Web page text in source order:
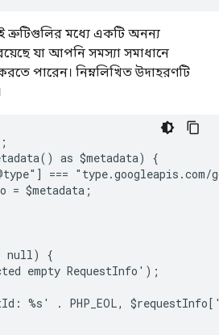
মধ্যে একটি অনন্য
যা আপনি সমস্যা সমাধানে
পারেন। নিম্নলিখিত উদাহরণটি
as $metadata) {
=== "type.googleapis.com/
= $metadata;
null) {
empty RequestInfo');
%s' . PHP_EOL,